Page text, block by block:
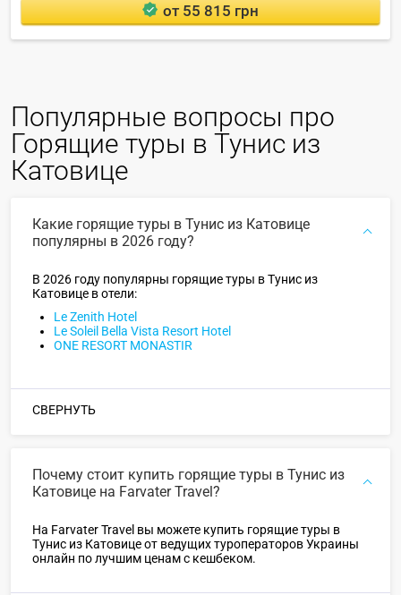
от 55 815 грн
Популярные вопросы про
Горящие туры в Тунис из
Катовице
Какие горящие туры в Тунис из Катовице
популярны в 2026 году?
В 2026 году популярны горящие туры в Тунис из
Катовице в отели:
Le Zenith Hotel
Le Soleil Bella Vista Resort Hotel
ONE RESORT MONASTIR
СВЕРНУТЬ
Почему стоит купить горящие туры в Тунис из
Катовице на Farvater Travel?
На Farvater Travel вы можете купить горящие туры в
Тунис из Катовице от ведущих туроператоров Украины
онлайн по лучшим ценам с кешбеком.